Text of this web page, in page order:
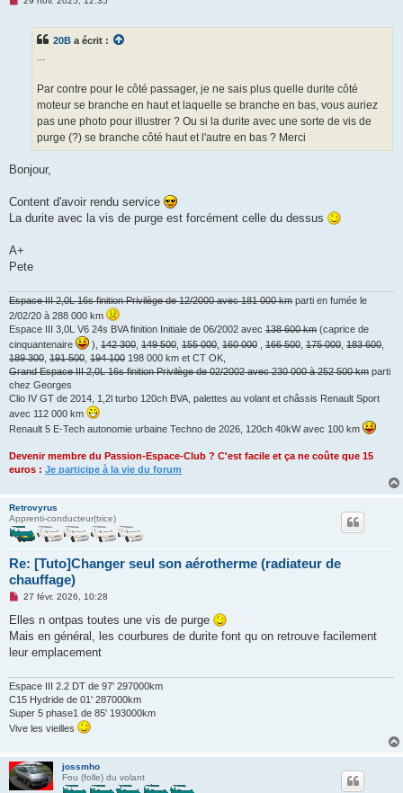
20B a écrit :
...
Par contre pour le côté passager, je ne sais plus quelle durite côté
moteur se branche en haut et laquelle se branche en bas, vous auriez
pas une photo pour illustrer ? Ou si la durite avec une sorte de vis de
purge (?) se branche côté haut et l'autre en bas ? Merci
Bonjour,
Content d'avoir rendu service
La durite avec la vis de purge est forcément celle du dessus
A+
Pete
Espace III 2,0L 16s finition Privilège de 12/2000 avec 181 000 km parti en fumée le
2/02/20 à 288 000 km
Espace III 3,0L V6 24s BVA finition Initiale de 06/2002 avec 138 600 km (caprice de
cinquantenaire
), 142 300 149 500 155 000 160 000 166 500 175 000 183 600
189 300 191 500 194 100 198 000 km et CT OK,
Grand Espace III 2,0L 16s finition Privilège de 02/2002 avec 230 000 à 252 500 km parti
chez Georges
Clio IV GT de 2014, 1,2l turbo 120ch BVA, palettes au volant et châssis Renault Sport
avec 112 000 km
Renault 5 E-Tech autonomie urbaine Techno de 2026, 120ch 40kW avec 100 km
Devenir membre du Passion-Espace-Club ? C'est facile et ça ne coûte que 15
euros : Je participe à la vie du forum
Retrovyrus
Apprenti-conducteur(trice)
Re: [Tuto]Changer seul son aérotherme (radiateur de
chauffage)
M
s
a
g
o
n
l
u
27 févr. 2026, 10:28
Elles n ontpas toutes une vis de purge
Mais en général, les courbures de durite font qu on retrouve facilement
leur emplacement
Espace III 2.2 DT de 97' 297000km
C15 Hydride de 01' 287000km
Super 5 phase1 de 85' 193000km
Vive les vieilles
jossmho
Fou (folle) du volant